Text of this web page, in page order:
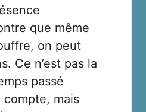
que même
on peut
Ce n’est pas la
passé
compte, mais